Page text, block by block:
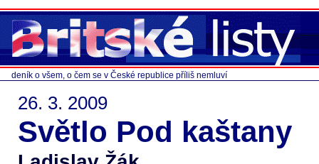
deník o všem, o čem se v České republice příliš nemluví
26. 3. 2009
Světlo Pod kaštany